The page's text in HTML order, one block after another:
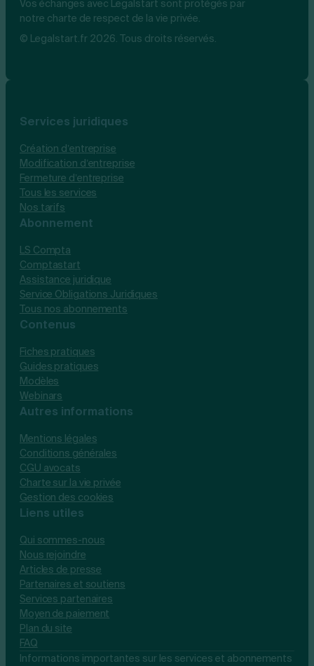
Vos échanges avec Legalstart sont protégés par
notre charte de respect de la vie privée.
© Legalstart.fr 2026. Tous droits réservés.
Services juridiques
Création d’entreprise
Modification d’entreprise
Fermeture d’entreprise
Tous les services
Nos tarifs
Abonnement
LS Compta
Comptastart
Assistance juridique
Service Obligations Juridiques
Tous nos abonnements
Contenus
Fiches pratiques
Guides pratiques
Modèles
Webinars
Autres informations
Mentions légales
Conditions générales
CGU avocats
Charte sur la vie privée
Gestion des cookies
Liens utiles
Qui sommes-nous
Nous rejoindre
Articles de presse
Partenaires et soutiens
Services partenaires
Moyen de paiement
Plan du site
FAQ
Informations importantes sur les services et abonnements